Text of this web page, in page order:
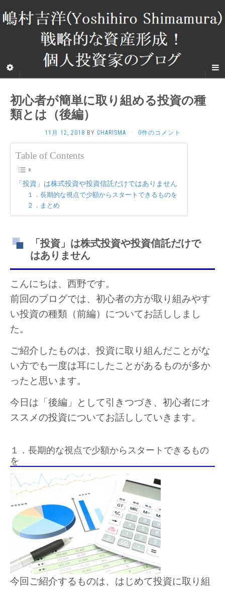
初心者が簡単に取り組める投資の種
類とは（後編）
11月 12, 2018 BY CHARISMA · 0件のコメント
Table of Contents
「投資」は株式投資や投資信託だけではありません
１．長期的な視点で少額からスタートできるものを
２．まとめ
「投資」は株式投資や投資信託だけで
はありません
こんにちは、西野です。
前回のブログでは、初心者の方が取り組みやす
い投資の種類（前編）についてお話ししまし
た。
ご紹介したものは、投資に取り組んだことがな
い方でも一度は耳にしたことがあるものが多か
ったと思います。
今日は「後編」として引きつづき、初心者にオ
ススメの投資についてお話ししていきます。
１．長期的な視点で少額からスタートできるもの
を
今回ご紹介するものは、はじめて投資に取り組